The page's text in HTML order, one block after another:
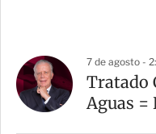
7 de agosto -
Tratado
Aguas =